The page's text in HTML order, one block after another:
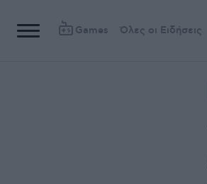
Games Όλες οι Ειδήσεις